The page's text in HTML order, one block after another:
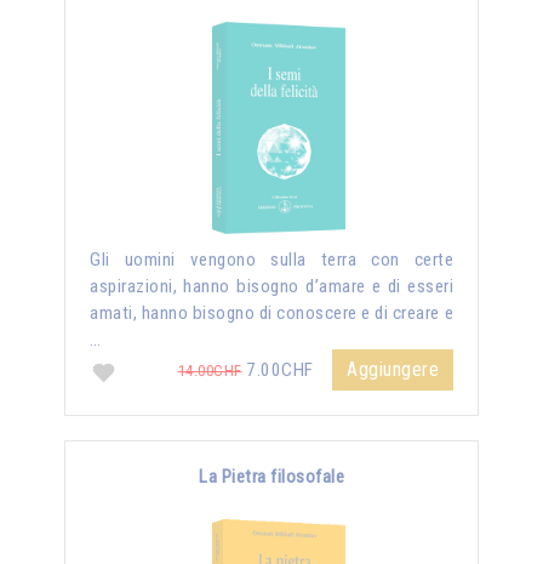
Gli uomini vengono sulla terra con certe
aspirazioni, hanno bisogno d’amare e di esseri
amati, hanno bisogno di conoscere e di creare e
…
14.00CHF7.00CHF Aggiungere
La Pietra filosofale